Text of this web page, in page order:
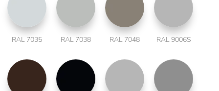
RAL 7035 RAL 7038 RAL 7048 RAL 9006S